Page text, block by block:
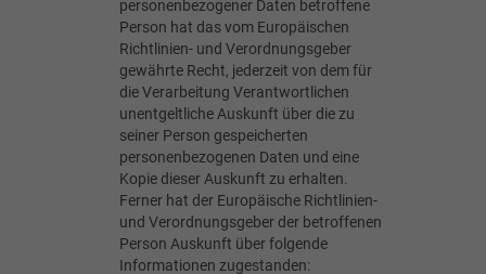
personenbezogener Daten betroffene
Person hat das vom Europäischen
Richtlinien- und Verordnungsgeber
gewährte Recht, jederzeit von dem für
die Verarbeitung Verantwortlichen
unentgeltliche Auskunft über die zu
seiner Person gespeicherten
personenbezogenen Daten und eine
Kopie dieser Auskunft zu erhalten.
Ferner hat der Europäische Richtlinien-
und Verordnungsgeber der betroffenen
Person Auskunft über folgende
Informationen zugestanden: